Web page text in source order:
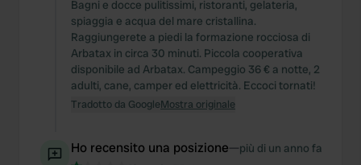
Bagni e docce pulitissimi, ristoranti, gelateria,
spiaggia e acqua del mare cristallina.
Raggiungerete a piedi la formazione rocciosa di
Arbatax in circa 30 minuti. Piccola cooperativa
disponibile ad Arbatax. Campeggio 36 € a notte, 2
adulti, cane, camper ed elettricità. Eccoci tornati!
Tradotto da GoogleMostra originale
Ho recensito una posizione—più di un anno fa